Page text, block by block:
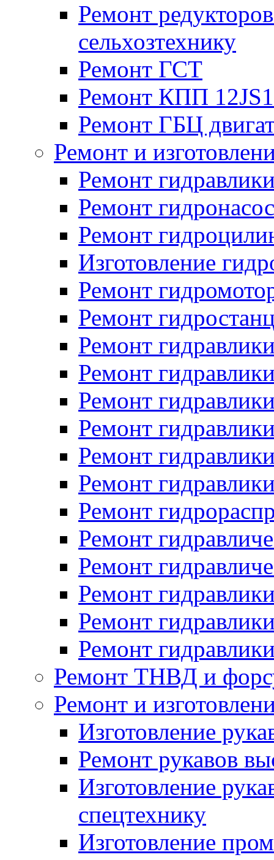
Ремонт
сельхозтехнику
Ремонт ГСТ
Ремонт КПП
Ремонт ГБЦ
Ремонт и
Ремонт
Ремонт
Ремонт
Изготовление
Ремонт
Ремонт
Ремонт
Ремонт
Ремонт
Ремонт
Ремонт
Ремонт
Ремонт
Ремонт
Ремонт
Ремонт
Ремонт
Ремонт
Ремонт ТНВД и
Ремонт и
Изготовление
Ремонт рукавов
Изготовление
спецтехнику
Изготовление